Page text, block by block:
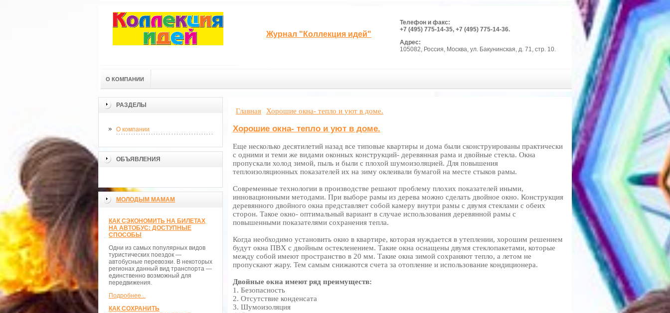
Журнал "Коллекция идей"
Телефон и факс:
+7 (495) 775-14-35, +7 (495) 775-14-36.
Адрес:
105082, Россия, Москва, ул. Бакунинская, д. 71, стр. 10.
О КОМПАНИИ
РАЗДЕЛЫ
О компании
ОБЪЯВЛЕНИЯ
МОЛОДЫМ МАМАМ
КАК СЭКОНОМИТЬ НА БИЛЕТАХ
НА АВТОБУС: ДОСТУПНЫЕ
СПОСОБЫ
Одни из самых популярных видов
туристических поездок —
автобусные перевозки. В некоторых
регионах данный вид транспорта —
единственно возможный для
передвижения.
Подробнее...
КАК СОХРАНИТЬ
Главная Хорошие окна- тепло и уют в доме.
Хорошие окна- тепло и уют в доме.
Еще несколько десятилетий назад все типовые квартиры и дома были сконструированы практически
с одними и теми же видами оконных конструкций- деревянная рама и двойные стекла. Окна
пропускали холод зимой, пыль и были с плохой шумоизоляцией. Для повышения
теплоизоляционных показателей их на зиму оклеивали бумагой на месте стыков рамы.
Современные технологии в производстве решают проблему плохих показателей иными,
инновационными методами. При выборе рамы из дерева можно сделать двойное окно. Конструкция
деревянного двойного окна представляет собой камеру внутри рамы с двумя стеклами с обеих
сторон. Такое окно- оптимальный вариант в случае использования деревянной рамы с
повышенными показателями сохранения тепла.
Когда необходимо установить окно в квартире, которая нуждается в утеплении, хорошим решением
будут окна ПВХ с двойным остекленением. Такие окна оснащены двумя стеклопакетами, которые
между собой имеют пространство в 20 мм. Такие окна зимой сохраняют тепло, а летом не
пропускают жару. Тем самым снижаются счета за отопление и использование кондиционера.
Двойные окна имеют ряд преимуществ:
1. Безопасность
2. Отсутствие конденсата
3. Шумоизоляция